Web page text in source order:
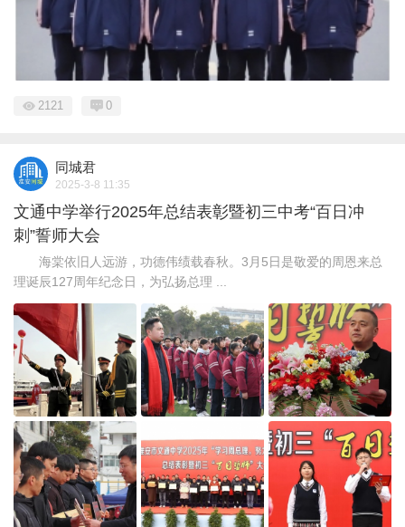
2121 0
同城君
2025-3-8 11:35
文通中学举行2025年总结表彰暨初三中考“百日冲
刺”誓师大会
海棠依旧人远游，功德伟绩载春秋。3月5日是敬爱的周恩来总
理诞辰127周年纪念日，为弘扬总理 ...